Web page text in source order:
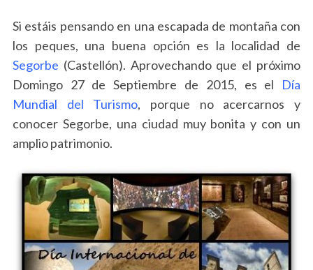
Si estáis pensando en una escapada de montaña con
los peques, una buena opción es la localidad de
Segorbe (Castellón). Aprovechando que el próximo
Domingo 27 de Septiembre de 2015, es el Día
Mundial del Turismo, porque no acercarnos y
conocer Segorbe, una ciudad muy bonita y con un
amplio patrimonio.